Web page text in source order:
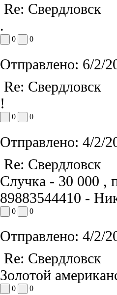
Re: Свердловск
.
0 0
Отправлено: 6/2/
Re: Свердловск
!
0 0
Отправлено: 4/2/
Re: Свердловск
Случка - 30 000 ,
89883544410 -
0 0
Отправлено: 4/2/
Re: Свердловск
Золотой
0 0